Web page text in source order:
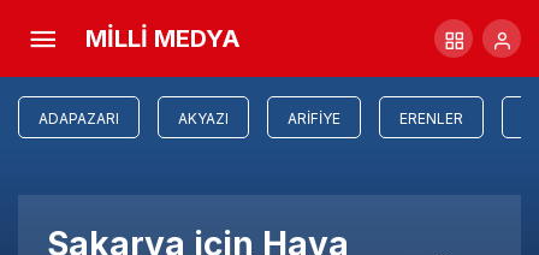
MİLLİ MEDYA
ADAPAZARI AKYAZI ARIFIYE ERENLER
Sakarya için Hava